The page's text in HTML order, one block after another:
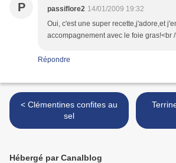
P passiflore2 14/01/2009 19:32
Oui, c'est une super recette,j'adore,et
accompagnement avec le foie gras!<br
Répondre
< Clémentines confites au
sel
Hébergé par Canalblog